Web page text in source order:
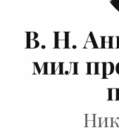
В. Н.
мил